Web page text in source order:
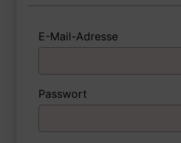
erfolgreich zu sein?
1 FoxTipp Antwort
E-Mail-Adresse
Passwort